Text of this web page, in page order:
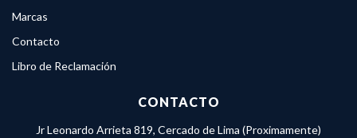
Marcas
Contacto
Libro de Reclamación
CONTACTO
Jr Leonardo Arrieta 819, Cercado de Lima (Proximamente)